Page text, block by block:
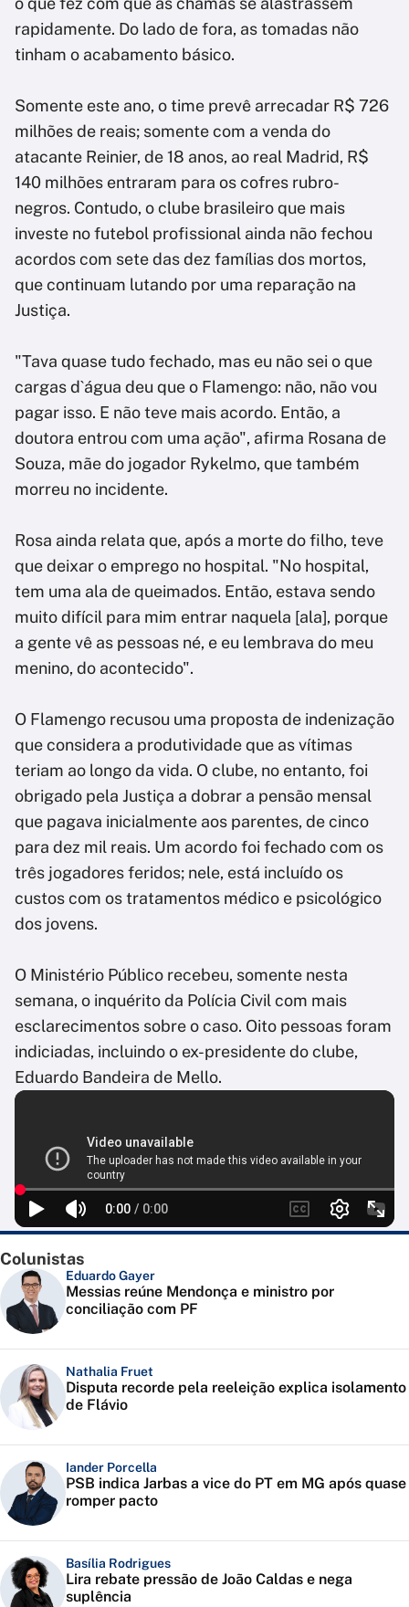
rapidamente. Do lado de fora, as tomadas não
tinham o acabamento básico.
Somente este ano, o time prevê arrecadar R$ 726
milhões de reais; somente com a venda do
atacante Reinier, de 18 anos, ao real Madrid, R$
140 milhões entraram para os cofres rubro-
negros. Contudo, o clube brasileiro que mais
investe no futebol profissional ainda não fechou
acordos com sete das dez famílias dos mortos,
que continuam lutando por uma reparação na
Justiça.
"Tava quase tudo fechado, mas eu não sei o que
cargas d`água deu que o Flamengo: não, não vou
pagar isso. E não teve mais acordo. Então, a
doutora entrou com uma ação", afirma Rosana de
Souza, mãe do jogador Rykelmo, que também
morreu no incidente.
Rosa ainda relata que, após a morte do filho, teve
que deixar o emprego no hospital. "No hospital,
tem uma ala de queimados. Então, estava sendo
muito difícil para mim entrar naquela [ala], porque
a gente vê as pessoas né, e eu lembrava do meu
menino, do acontecido".
O Flamengo recusou uma proposta de indenização
que considera a produtividade que as vítimas
teriam ao longo da vida. O clube, no entanto, foi
obrigado pela Justiça a dobrar a pensão mensal
que pagava inicialmente aos parentes, de cinco
para dez mil reais. Um acordo foi fechado com os
três jogadores feridos; nele, está incluído os
custos com os tratamentos médico e psicológico
dos jovens.
O Ministério Público recebeu, somente nesta
semana, o inquérito da Polícia Civil com mais
esclarecimentos sobre o caso. Oito pessoas foram
indiciadas, incluindo o ex-presidente do clube,
Eduardo Bandeira de Mello.
Colunistas
Eduardo Gayer
Messias reúne Mendonça e ministro por
conciliação com PF
Nathalia Fruet
Disputa recorde pela reeleição explica isolamento
de Flávio
Iander Porcella
PSB indica Jarbas a vice do PT em MG após quase
romper pacto
Basília Rodrigues
Lira rebate pressão de João Caldas e nega
suplência